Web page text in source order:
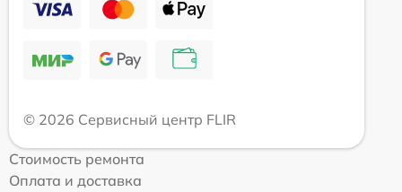
© 2026 Сервисный центр FLIR
Стоимость ремонта
Оплата и доставка